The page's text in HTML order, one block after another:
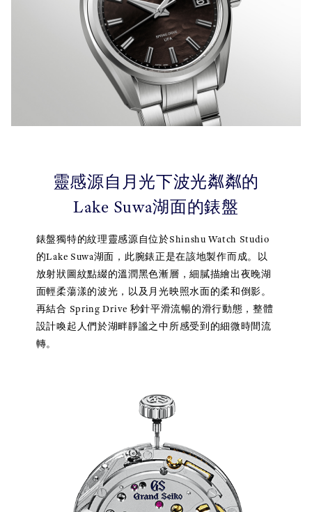
靈感源自月光下波光粼粼的
Lake Suwa湖面的錶盤
錶盤獨特的紋理靈感源自位於Shinshu Watch Studio
的Lake Suwa湖面，此腕錶正是在該地製作而成。以
放射狀圖紋點綴的溫潤黑色漸層，細膩描繪出夜晚湖
面輕柔蕩漾的波光，以及月光映照水面的柔和倒影。
再結合 Spring Drive 秒針平滑流暢的滑行動態，整體
設計喚起人們於湖畔靜謐之中所感受到的細微時間流
轉。